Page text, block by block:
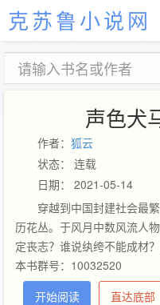
克苏鲁小说网
声色犬
作者： 狐云
状态： 连载
日期： 2021-05-14
穿越到中国封建社会最
历花丛。于风月中数风流人
定丧志？谁说纨绔不能成材
本书群号：10032520
开始阅读
直达底部